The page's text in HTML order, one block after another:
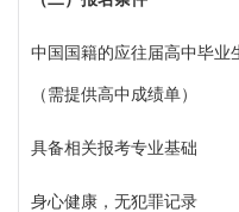
中国国籍的应往届高中毕业
（需提供高中成绩单）
具备相关报考专业基础
身心健康，无犯罪记录